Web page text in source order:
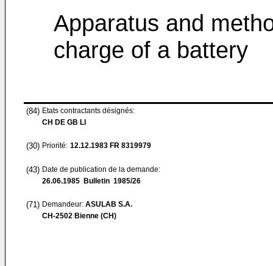
Apparatus and
charge of a battery
(84) Etats contractants désignés:
CH DE GB LI
(30) Priorité: 12.12.1983 FR 8319979
(43) Date de publication de la demande:
26.06.1985 Bulletin 1985/26
(71) Demandeur: ASULAB S.A.
CH-2502 Bienne (CH)